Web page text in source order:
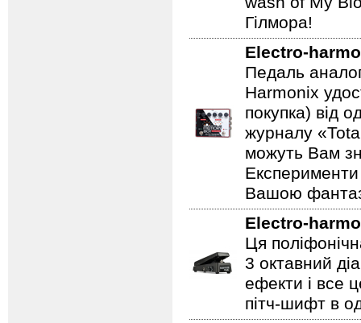
Гілмора!
Electro-
Педаль
Harmonix
покупка) від
журналу
можуть Вам
Вашою
Electro-
Ця
3 октавний
ефекти і все
пітч-шифт в